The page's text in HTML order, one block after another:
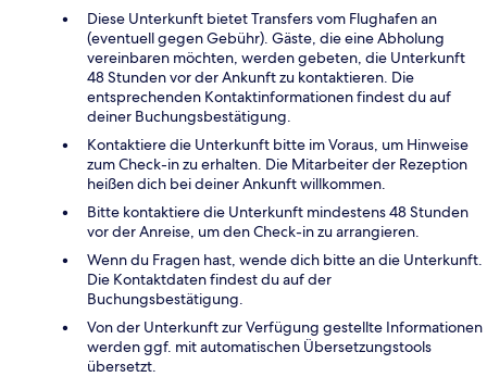
Diese Unterkunft bietet Transfers vom Flughafen an
(eventuell gegen Gebühr). Gäste, die eine Abholung
vereinbaren möchten, werden gebeten, die Unterkunft
48 Stunden vor der Ankunft zu kontaktieren. Die
entsprechenden Kontaktinformationen findest du auf
deiner Buchungsbestätigung.
Kontaktiere die Unterkunft bitte im Voraus, um Hinweise
zum Check-in zu erhalten. Die Mitarbeiter der Rezeption
heißen dich bei deiner Ankunft willkommen.
Bitte kontaktiere die Unterkunft mindestens 48 Stunden
vor der Anreise, um den Check-in zu arrangieren.
Wenn du Fragen hast, wende dich bitte an die Unterkunft.
Die Kontaktdaten findest du auf der
Buchungsbestätigung.
Von der Unterkunft zur Verfügung gestellte Informationen
werden ggf. mit automatischen Übersetzungstools
übersetzt.